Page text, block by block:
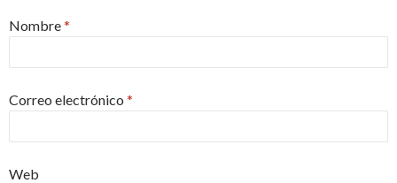
Nombre*
Correo electrónico *
Web